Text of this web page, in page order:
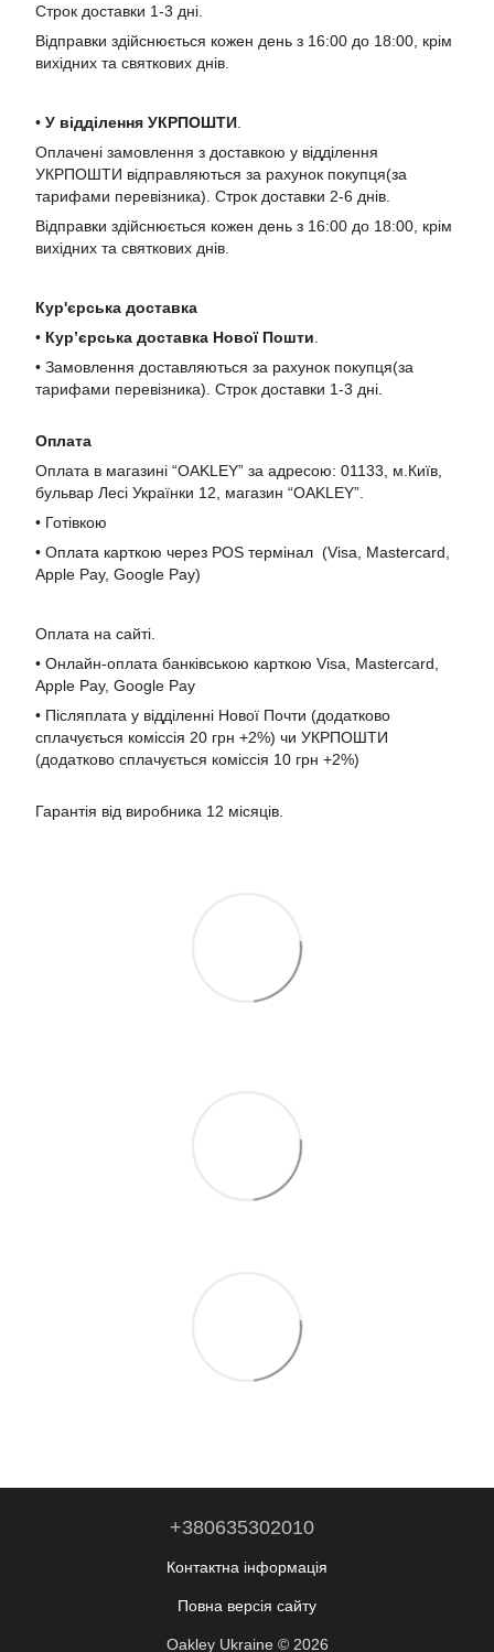
Строк доставки 1-3 дні.
Відправки здійснюється кожен день з 16:00 до 18:00, крім
вихідних та святкових днів.
• У відділення УКРПОШТИ
Оплачені замовлення з доставкою у відділення
УКРПОШТИ відправляються за рахунок покупця(за
тарифами перевізника). Строк доставки 2-6 днів.
Відправки здійснюється кожен день з 16:00 до 18:00, крім
вихідних та святкових днів.
Кур'єрська доставка
• Кур’єрська доставка Нової Пошти
• Замовлення доставляються за рахунок покупця(за
тарифами перевізника). Строк доставки 1-3 дні.
Оплата
Оплата в магазині “OAKLEY” за адресою: 01133, м.Київ,
бульвар Лесі Українки 12, магазин “OAKLEY”.
• Готівкою
• Оплата карткою через POS термінал (Visa, Mastercard,
Apple Pay, Google Pay)
Оплата на сайті.
• Онлайн-оплата банківською карткою Visa, Mastercard,
Apple Pay, Google Pay
• Післяплата у відділенні Нової Почти (додатково
сплачується коміссія 20 грн +2%) чи УКРПОШТИ
(додатково сплачується коміссія 10 грн +2%)
Гарантія від виробника 12 місяців.
+380635302010
Контактна інформація
Повна версія сайту
Oakley Ukraine © 2026